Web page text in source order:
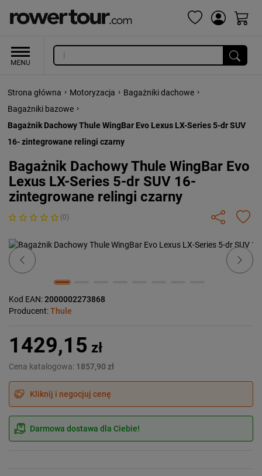
Strona główna › Motoryzacja › Bagażniki dachowe ›
Bagażniki bazowe ›
Bagażnik Dachowy Thule WingBar Evo Lexus LX-Series 5-dr SUV
16- zintegrowane relingi czarny
Bagażnik Dachowy Thule WingBar Evo
Lexus LX-Series 5-dr SUV 16-
zintegrowane relingi czarny
(0)
Previous Next
Kod EAN:2000002273868
Producent:Thule
1429,15 zł
Cena katalogowa: 1857,90 zł
Kliknij i negocjuj cenę
Darmowa dostawa dla Ciebie!